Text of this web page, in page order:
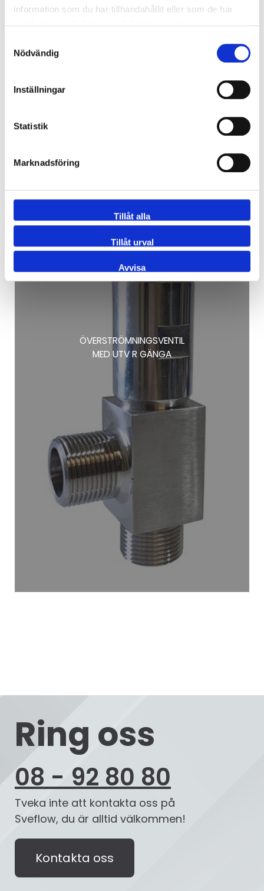
information som du har tillhandahållit eller som de har
Nödvändig
Inställningar
Statistik
Marknadsföring
Tillåt alla
Tillåt urval
Avvisa
ÖVERSTRÖMNINGSVENTIL
MED UTV R GÄNGA
Ring oss
08 - 92 80 80
Tveka inte att kontakta oss på
Sveflow, du är alltid välkommen!
Kontakta oss